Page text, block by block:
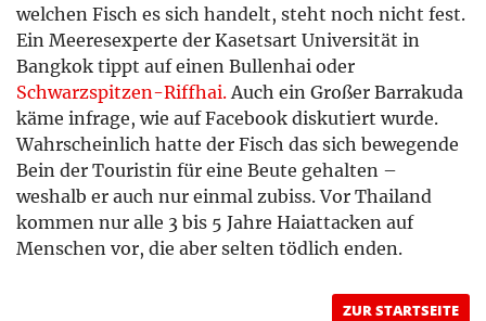
welchen Fisch es sich handelt, steht noch nicht fest.
Ein Meeresexperte der Kasetsart Universität in
Bangkok tippt auf einen Bullenhai oder
Schwarzspitzen-Riffhai. Auch ein Großer Barrakuda
käme infrage, wie auf Facebook diskutiert wurde.
Wahrscheinlich hatte der Fisch das sich bewegende
Bein der Touristin für eine Beute gehalten –
weshalb er auch nur einmal zubiss. Vor Thailand
kommen nur alle 3 bis 5 Jahre Haiattacken auf
Menschen vor, die aber selten tödlich enden.
ZUR STARTSEITE